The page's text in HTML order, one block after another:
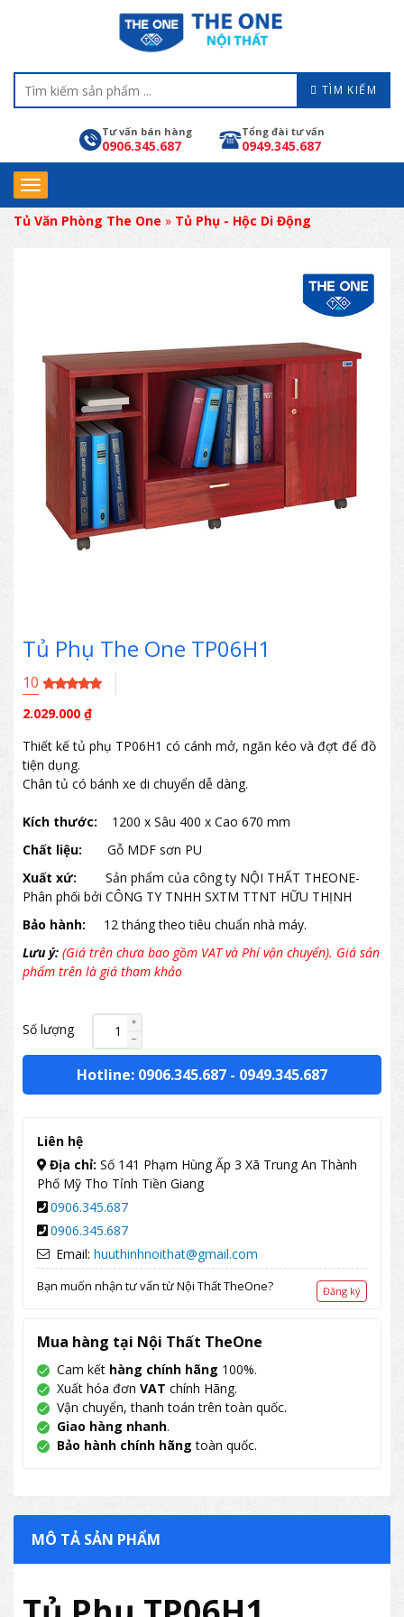
TÌM KIẾM
Tư vấn bán hàng
0906.345.687
Tổng đài tư vấn
0949.345.687
Tủ Văn Phòng The One » Tủ Phụ - Hộc Di Động
Tủ Phụ The One TP06H1
10
2.029.000 ₫
Thiết kế tủ phụ TP06H1 có cánh mở, ngăn kéo và đợt để đồ
tiện dụng.
Chân tủ có bánh xe di chuyển dễ dàng.
Kích thước: 1200 x Sâu 400 x Cao 670 mm
Chất liệu:
Gỗ MDF sơn PU
Xuất xứ:
Sản phẩm của công ty NỘI THẤT THEONE-
Phân phối bởi CÔNG TY TNHH SXTM TTNT HỮU THỊNH
Bảo hành:
12 tháng theo tiêu chuẩn nhà máy.
Lưu ý: (Giá trên chưa bao gồm VAT và Phí vận chuyển). Giá sản
phẩm trên là giá tham khảo
Số lượng
Hotline: 0906.345.687 - 0949.345.687
Liên hệ
Địa chỉ: Số 141 Phạm Hùng Ấp 3 Xã Trung An Thành
Phố Mỹ Tho Tỉnh Tiền Giang
0906.345.687
0906.345.687
Email: huuthinhnoithat@gmail.com
Bạn muốn nhận tư vấn từ Nội Thất TheOne? Đăng ký
Mua hàng tại Nội Thất TheOne
Cam kết hàng chính hãng 100%.
Xuất hóa đơn VAT chính Hãng.
Vận chuyển, thanh toán trên toàn quốc.
Giao hàng nhanh.
Bảo hành chính hãng toàn quốc.
MÔ TẢ SẢN PHẨM